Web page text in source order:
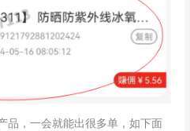
品，一会就能出很多单，如下面